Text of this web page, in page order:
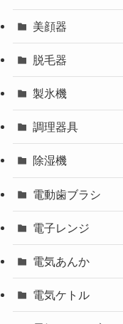
美顔器
脱毛器
製氷機
調理器具
除湿機
電動歯ブラシ
電子レンジ
電気あんか
電気ケトル